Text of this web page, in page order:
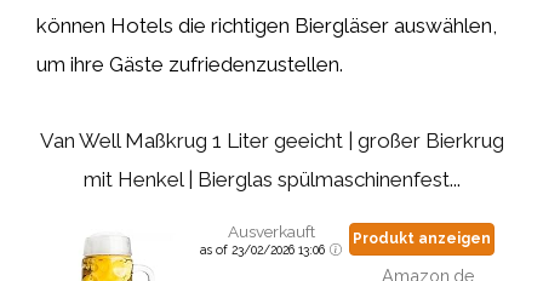
können Hotels die richtigen Biergläser auswählen,
um ihre Gäste zufriedenzustellen.
Van Well Maßkrug 1 Liter geeicht | großer Bierkrug
mit Henkel | Bierglas spülmaschinenfest...
Ausverkauft
as of 23/02/2026 13:06
Produkt anzeigen
Amazon.de